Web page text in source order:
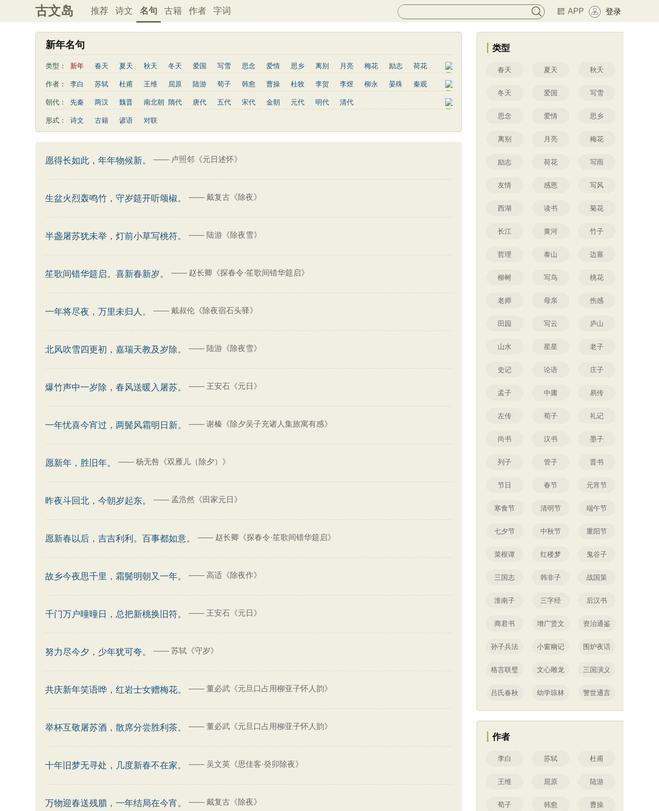
古文岛 推荐 诗文 名句 古籍 作者 字词 APP 登录
新年名句
类型： 新年 春天 夏天 秋天 冬天 爱国 写雪 思念 爱情 思乡 离别 月亮 梅花 励志
荷花
写雨
友情 感恩 写风 西湖 读书 菊花 长江 黄河 竹子 哲理 泰山 边塞 柳树
写鸟
清明节
端午节 七夕节
幼学琼林 警世通言
作者： 李白 苏轼 杜甫 王维 屈原 陆游 荀子 韩愈 曹操 杜牧 李贺 李煜 柳永 晏殊
秦观
曹植
高适 王勃 岳飞 朱熹 岑参 姜夔 孟郊 韦庄 元稹 曾巩 苏辙
谢灵运
文天祥 柳宗元 曾国藩 韦应物 刘长卿 司马光 晏几道 司马迁 元好问 曹雪芹
范成大
卢照邻
陈子昂 周邦彦 张九龄 骆宾王 王守仁
朝代： 先秦 两汉 魏晋 南北朝 隋代 唐代 五代 宋代 金朝 元代 明代 清代
形式： 诗文 古籍 谚语 对联
愿得长如此，年年物候新。 —— 卢照邻《元日述怀》
生盆火烈轰鸣竹，守岁筵开听颂椒。 —— 戴复古《除夜》
半盏屠苏犹未举，灯前小草写桃符。 —— 陆游《除夜雪》
笙歌间错华筵启。喜新春新岁。 —— 赵长卿《探春令·笙歌间错华筵启》
一年将尽夜，万里未归人。 —— 戴叔伦《除夜宿石头驿》
北风吹雪四更初，嘉瑞天教及岁除。 —— 陆游《除夜雪》
爆竹声中一岁除，春风送暖入屠苏。 —— 王安石《元日》
一年忧喜今宵过，两鬓风霜明日新。 —— 谢榛《除夕吴子充诸人集旅寓有感》
愿新年，胜旧年。 —— 杨无咎《双雁儿（除夕）》
昨夜斗回北，今朝岁起东。 —— 孟浩然《田家元日》
愿新春以后，吉吉利利。百事都如意。 —— 赵长卿《探春令·笙歌间错华筵启》
故乡今夜思千里，霜鬓明朝又一年。 —— 高适《除夜作》
千门万户曈曈日，总把新桃换旧符。 —— 王安石《元日》
努力尽今夕，少年犹可夸。 —— 苏轼《守岁》
共庆新年笑语哗，红岩士女赠梅花。 —— 董必武《元旦口占用柳亚子怀人韵》
举杯互敬屠苏酒，散席分尝胜利茶。 —— 董必武《元旦口占用柳亚子怀人韵》
十年旧梦无寻处，几度新春不在家。 —— 吴文英《思佳客·癸卯除夜》
万物迎春送残腊，一年结局在今宵。 —— 戴复古《除夜》
类型
春天 夏天 秋天
冬天 爱国 写雪
思念 爱情 思乡
离别 月亮 梅花
励志 荷花 写雨
友情 感恩 写风
西湖 读书 菊花
长江 黄河 竹子
哲理 泰山 边塞
柳树 写鸟 桃花
老师 母亲 伤感
田园 写云 庐山
山水 星星 老子
史记 论语 庄子
孟子 中庸 易传
左传 荀子 礼记
尚书 汉书 墨子
列子 管子 晋书
节日 春节 元宵节
寒食节 清明节 端午节
七夕节 中秋节 重阳节
菜根谭 红楼梦 鬼谷子
三国志 韩非子 战国策
淮南子 三字经 后汉书
商君书 增广贤文 资治通鉴
孙子兵法 小窗幽记 围炉夜话
格言联璧 文心雕龙 三国演义
吕氏春秋 幼学琼林 警世通言
作者
李白 苏轼 杜甫
王维 屈原 陆游
荀子 韩愈 曹操